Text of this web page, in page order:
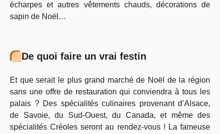
écharpes et autres vêtements chauds, décorations de
sapin de Noël…
De quoi faire un vrai festin
Et que serait le plus grand marché de Noël de la région
sans une offre de restauration qui conviendra à tous les
palais ? Des spécialités culinaires provenant d’Alsace,
de Savoie, du Sud-Ouest, du Canada, et même des
spécialités Créoles seront au rendez-vous ! La fameuse